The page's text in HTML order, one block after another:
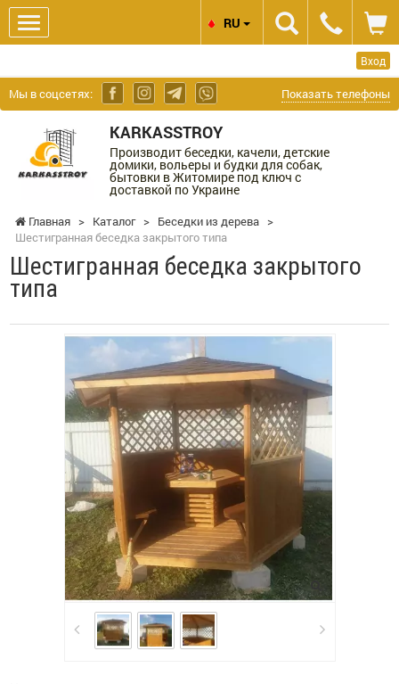
Вход
Мы в соцсетях: Показать телефоны
KARKASSTROY
Производит беседки, качели, детские
домики, вольеры и будки для собак,
бытовки в Житомире под ключ с
доставкой по Украине
RU
Главная > Каталог > Беседки из дерева >
Шестигранная беседка закрытого типа
Шестигранная беседка закрытого
типа